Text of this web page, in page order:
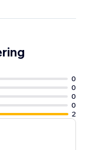
0
0
0
0
2